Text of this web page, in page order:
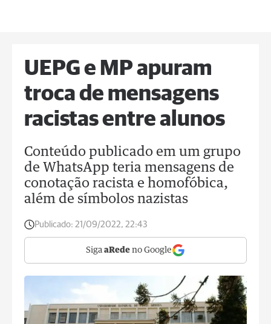
UEPG e MP apuram
troca de mensagens
racistas entre alunos
Conteúdo publicado em um grupo
de WhatsApp teria mensagens de
conotação racista e homofóbica,
além de símbolos nazistas
Publicado: 21/09/2022, 22:43
Siga aRede no Google